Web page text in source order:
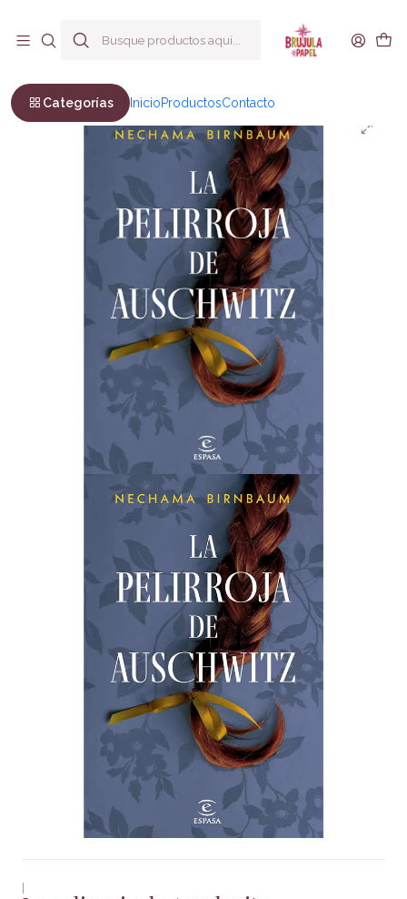
Categorías InicioProductosContacto
La pelirroja de Auschwitz
|